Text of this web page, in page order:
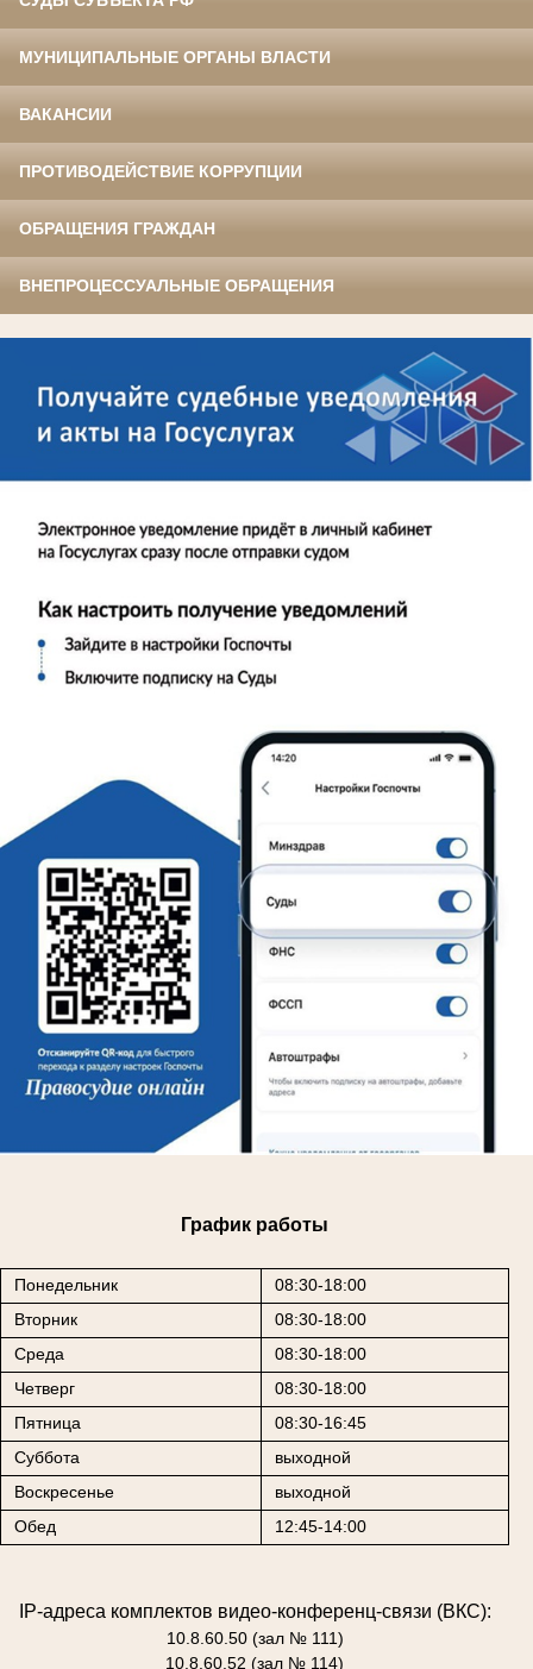
МУНИЦИПАЛЬНЫЕ ОРГАНЫ ВЛАСТИ
ВАКАНСИИ
ПРОТИВОДЕЙСТВИЕ КОРРУПЦИИ
ОБРАЩЕНИЯ ГРАЖДАН
ВНЕПРОЦЕССУАЛЬНЫЕ ОБРАЩЕНИЯ
График работы
Понедельник
08:30-18:00
Вторник
08:30-18:00
Среда
08:30-18:00
Четверг
08:30-18:00
Пятница
08:30-16:45
Суббота
выходной
Воскресенье
выходной
Обед
12:45-14:00
IP-адреса комплектов видео-конференц-связи (ВКС):
10.8.60.50 (зал № 111)
10.8.60.52 (зал № 114)